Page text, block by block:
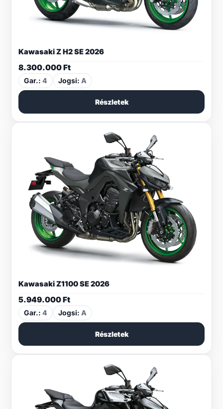
Kawasaki Z H2 SE 2026
8.300.000Ft
Gar.: 4 Jogsi: A
Részletek
Kawasaki Z1100 SE 2026
5.949.000Ft
Gar.: 4 Jogsi: A
Részletek